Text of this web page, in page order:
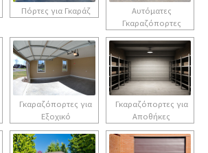
Πόρτες για Γκαράζ
Αυτόματες
Γκαραζόπορτες
Γκαραζόπορτες για
Εξοχικό
Γκαραζόπορτες για
Αποθήκες